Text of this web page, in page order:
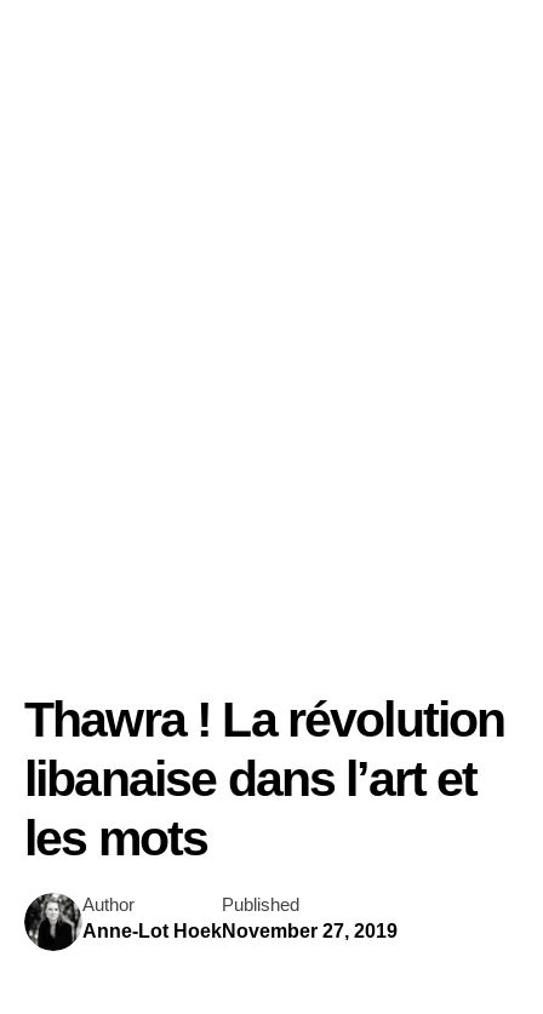
Thawra ! La révolution
libanaise dans l’art et
les mots
Author
Anne-Lot Hoek
Published
November 27, 2019